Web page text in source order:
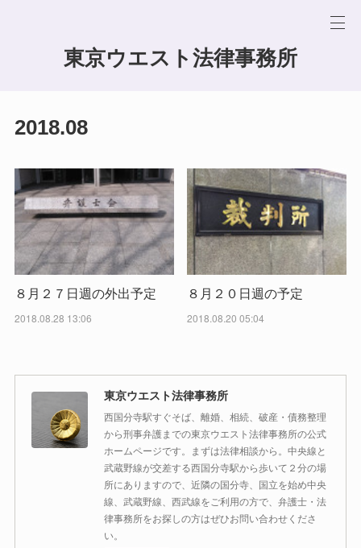
東京ウエスト法律事務所
2018.08
８月２７日週の外出予定
2018.08.28 13:06
８月２０日週の予定
2018.08.20 05:04
東京ウエスト法律事務所
西国分寺駅すぐそば、離婚、相続、破産・債務整理
から刑事弁護までの東京ウエスト法律事務所の公式
ホームページです。まずは法律相談から。中央線と
武蔵野線が交差する西国分寺駅から歩いて２分の場
所にありますので、近隣の国分寺、国立を始め中央
線、武蔵野線、西武線をご利用の方で、弁護士・法
律事務所をお探しの方はぜひお問い合わせくださ
い。